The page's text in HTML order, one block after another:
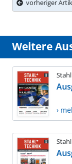
vorheriger
Weitere
›